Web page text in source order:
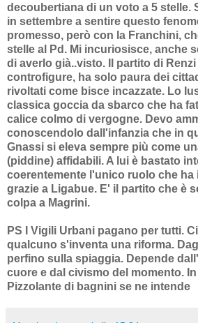
decoubertiana di un voto a 5 stelle.
in settembre a sentire questo
promesso, però con la Franchini,
stelle al Pd. Mi incuriosisce, anche
di averlo già..visto. Il partito di
controfigure, ha solo paura dei
rivoltati come bisce incazzate. Lo
classica goccia da sbarco che ha
calice colmo di vergogne. Devo
conoscendolo dall'infanzia che in
Gnassi si eleva sempre più come
(piddine) affidabili. A lui è bastato
coerentemente l'unico ruolo che ha
grazie a Ligabue. E' il partito che è
colpa a Magrini.
PS I Vigili Urbani pagano per tutti.
qualcuno s'inventa una riforma.
perfino sulla spiaggia. Depende
cuore e dal civismo del momento.
Pizzolante di bagnini se ne intende